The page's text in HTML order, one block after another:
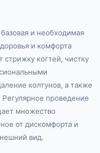
и необходимая
и комфорта
когтей, чистку
колтунов, а также
проведение
множество
от дискомфорта и
вид.